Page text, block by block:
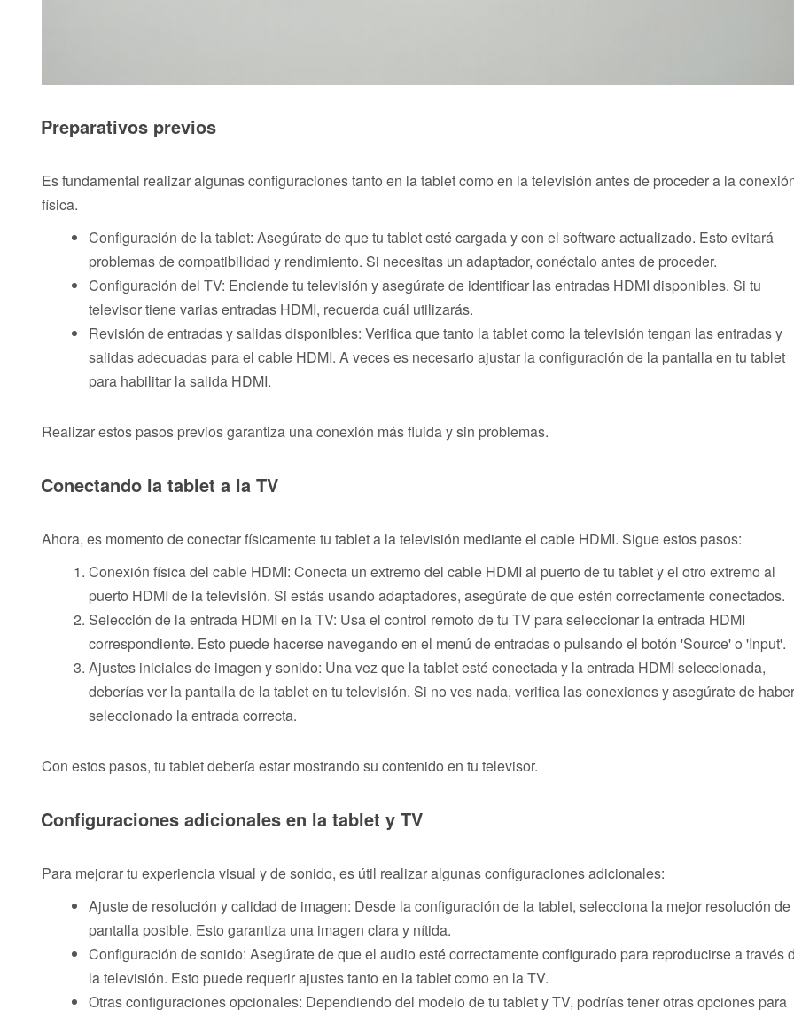
Preparativos previos
Es fundamental realizar algunas configuraciones tanto en la tablet como en la televisión antes de proceder a la
física.
Configuración de la tablet: Asegúrate de que tu tablet esté cargada y con el software actualizado. Esto evitará
problemas de compatibilidad y rendimiento. Si necesitas un adaptador, conéctalo antes de proceder.
Configuración del TV: Enciende tu televisión y asegúrate de identificar las entradas HDMI disponibles. Si tu
televisor tiene varias entradas HDMI, recuerda cuál utilizarás.
Revisión de entradas y salidas disponibles: Verifica que tanto la tablet como la televisión tengan las entradas y
salidas adecuadas para el cable HDMI. A veces es necesario ajustar la configuración de la pantalla en tu tablet
para habilitar la salida HDMI.
Realizar estos pasos previos garantiza una conexión más fluida y sin problemas.
Conectando la tablet a la TV
Ahora, es momento de conectar físicamente tu tablet a la televisión mediante el cable HDMI. Sigue estos pasos:
Conexión física del cable HDMI: Conecta un extremo del cable HDMI al puerto de tu tablet y el otro extremo al
puerto HDMI de la televisión. Si estás usando adaptadores, asegúrate de que estén correctamente conectados.
Selección de la entrada HDMI en la TV: Usa el control remoto de tu TV para seleccionar la entrada HDMI
correspondiente. Esto puede hacerse navegando en el menú de entradas o pulsando el botón 'Source' o 'Input'.
Ajustes iniciales de imagen y sonido: Una vez que la tablet esté conectada y la entrada HDMI seleccionada,
deberías ver la pantalla de la tablet en tu televisión. Si no ves nada, verifica las conexiones y asegúrate de haber
seleccionado la entrada correcta.
Con estos pasos, tu tablet debería estar mostrando su contenido en tu televisor.
Configuraciones adicionales en la tablet y TV
Para mejorar tu experiencia visual y de sonido, es útil realizar algunas configuraciones adicionales:
Ajuste de resolución y calidad de imagen: Desde la configuración de la tablet, selecciona la mejor resolución de
pantalla posible. Esto garantiza una imagen clara y nítida.
Configuración de sonido: Asegúrate de que el audio esté correctamente configurado para reproducirse a través
la televisión. Esto puede requerir ajustes tanto en la tablet como en la TV.
Otras configuraciones opcionales: Dependiendo del modelo de tu tablet y TV, podrías tener otras opciones para